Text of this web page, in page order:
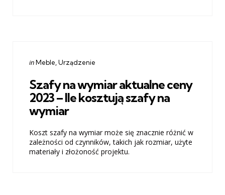
Categories
Posted
inMeble Urządzenie
Szafy na wymiar aktualne ceny
2023 – Ile kosztują szafy na
wymiar
Koszt szafy na wymiar może się znacznie różnić w
zależności od czynników, takich jak rozmiar, użyte
materiały i złożoność projektu.